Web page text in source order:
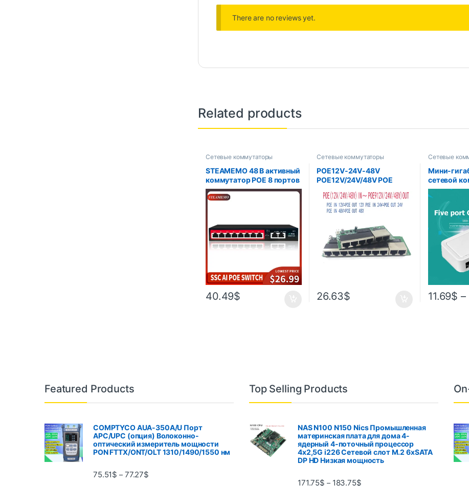
There are no reviews yet.
Related products
Сетевые коммутаторы
STEAMEMO 48 В активный
коммутатор POE 8 портов
52 В 90 Вт внешний
источник питания
беспроводной точки
доступа
40.49$
Сетевые коммутаторы
POE12V-24V-48V
POE12V/24V/48V POE
коммутатор PoE 100
Мбит/с POE бедный; 100
коммутатор с питанием
poe NVR
26.63$
Сетевые
Мини-
сетевой
10/100/
портовый
сплиттер,
11.69$ –
Featured Products
COMPTYCO AUA-350A/U Порт
APC/UPC (опция) Волоконно-
оптический измеритель мощности
PON FTTX/ONT/OLT 1310/1490/1550 нм
75.51$ – 77.27$
Top Selling Products
NAS N100 N150 Nics Промышленная
материнская плата для дома 4-
ядерный 4-поточный процессор
4x2,5G i226 Сетевой слот M.2 6xSATA
DP HD Низкая мощность
171.75$ – 183.75$